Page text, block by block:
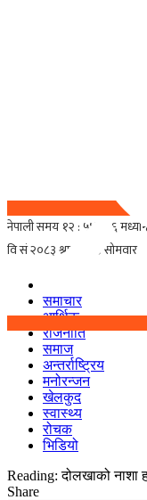
समाचार
आर्थिक
राजनीति
समाज
अन्तर्राष्ट्रिय
मनोरन्जन
खेलकुद
स्वास्थ्य
रोचक
भिडियो
Reading: दोलखाको नाशा
Share